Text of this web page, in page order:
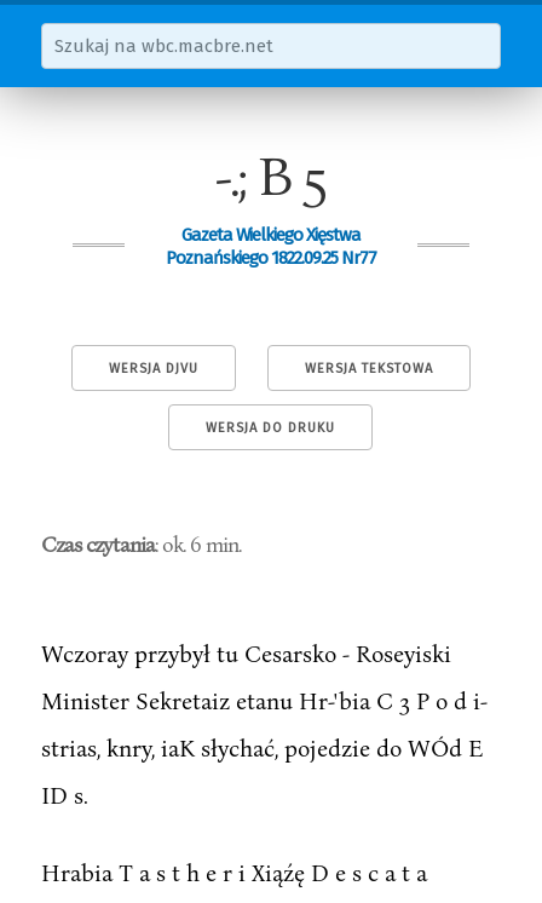
-.; B 5
Gazeta Wielkiego Xięstwa
Poznańskiego 1822.09.25 Nr77
WERSJA DJVU WERSJA TEKSTOWA
WERSJA DO DRUKU
Czas czytania: ok. 6 min.
Wczoray przybył tu Cesarsko - Roseyiski
Minister Sekretaiz etanu Hr-'bia C 3 P o d i-
strias, knry, iaK słychać, pojedzie do WÓd E
ID s.
Hrabia T a s t h e r i Xiąźę D e s c a t a